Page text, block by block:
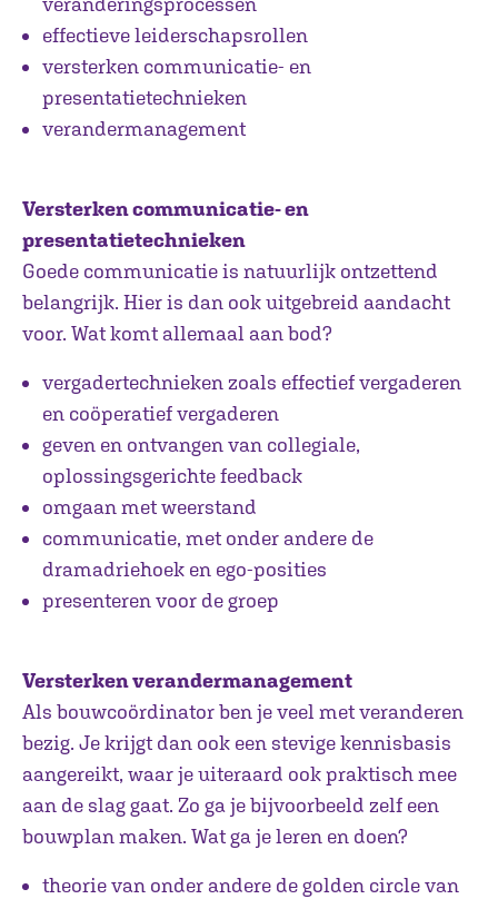
effectieve leiderschapsrollen
versterken communicatie- en
presentatietechnieken
verandermanagement
Versterken communicatie- en
presentatietechnieken
Goede communicatie is natuurlijk ontzettend
belangrijk. Hier is dan ook uitgebreid aandacht
voor. Wat komt allemaal aan bod?
vergadertechnieken zoals effectief vergaderen
en coöperatief vergaderen
geven en ontvangen van collegiale,
oplossingsgerichte feedback
omgaan met weerstand
communicatie, met onder andere de
dramadriehoek en ego-posities
presenteren voor de groep
Versterken verandermanagement
Als bouwcoördinator ben je veel met veranderen
bezig. Je krijgt dan ook een stevige kennisbasis
aangereikt, waar je uiteraard ook praktisch mee
aan de slag gaat. Zo ga je bijvoorbeeld zelf een
bouwplan maken. Wat ga je leren en doen?
theorie van onder andere de golden circle van